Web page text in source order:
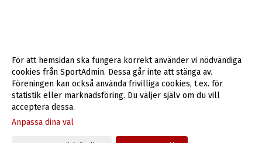
Gå till Webbversion
För att hemsidan ska fungera korrekt använder vi nödvändiga
cookies från SportAdmin. Dessa går inte att stänga av.
Föreningen kan också använda frivilliga cookies, t.ex. för
statistik eller marknadsföring. Du väljer själv om du vill
acceptera dessa.
Anpassa dina val